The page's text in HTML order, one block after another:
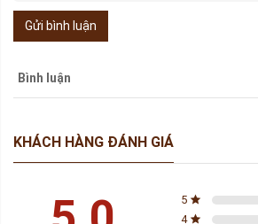
Gửi bình luận
Bình luận
KHÁCH HÀNG ĐÁNH GIÁ
5
4